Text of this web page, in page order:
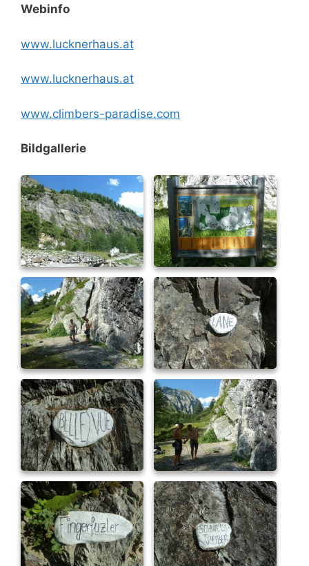
Webinfo
www.lucknerhaus.at
www.lucknerhaus.at
www.climbers-paradise.com
Bildgallerie